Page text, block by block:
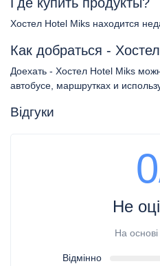
Хостел Hotel Miks находится
Как добраться -
Доехать - Хостел Hotel Miks
автобусе, маршрутках и
Відгуки
0
Не
На основі
Відмінно